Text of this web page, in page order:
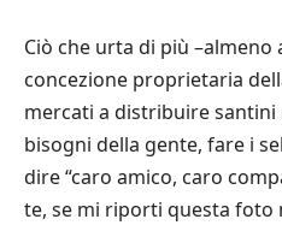
Ciò che urta di più –almeno
concezione proprietaria
mercati a distribuire santini
bisogni della gente, fare i
dire “caro amico, caro
te, se mi riporti questa foto